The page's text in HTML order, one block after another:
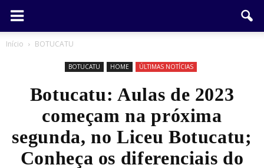
Início BOTUCATU
BOTUCATU HOME ÚLTIMAS NOTÍCIAS
Botucatu: Aulas de 2023
começam na próxima
segunda, no Liceu Botucatu;
Conheça os diferenciais do